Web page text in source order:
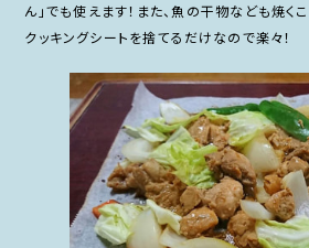
ん」でも使えます！また、魚の干物なども焼く
クッキングシートを捨てるだけなので楽々！